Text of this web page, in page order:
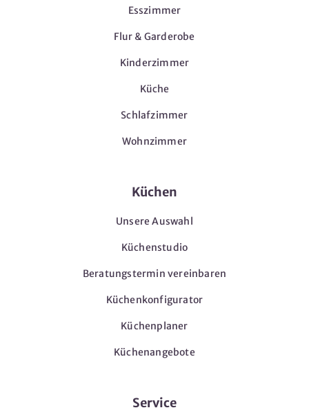
Esszimmer
Flur & Garderobe
Kinderzimmer
Küche
Schlafzimmer
Wohnzimmer
Küchen
Unsere Auswahl
Küchenstudio
Beratungstermin vereinbaren
Küchenkonfigurator
Küchenplaner
Küchenangebote
Service